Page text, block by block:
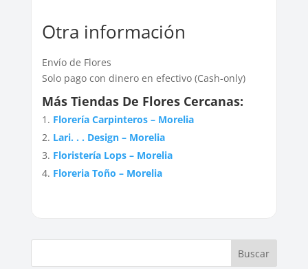
Otra información
Envío de Flores
Solo pago con dinero en efectivo (Cash-only)
Más Tiendas De Flores Cercanas:
Florería Carpinteros – Morelia
Lari. . . Design – Morelia
Floristería Lops – Morelia
Floreria Toño – Morelia
Buscar